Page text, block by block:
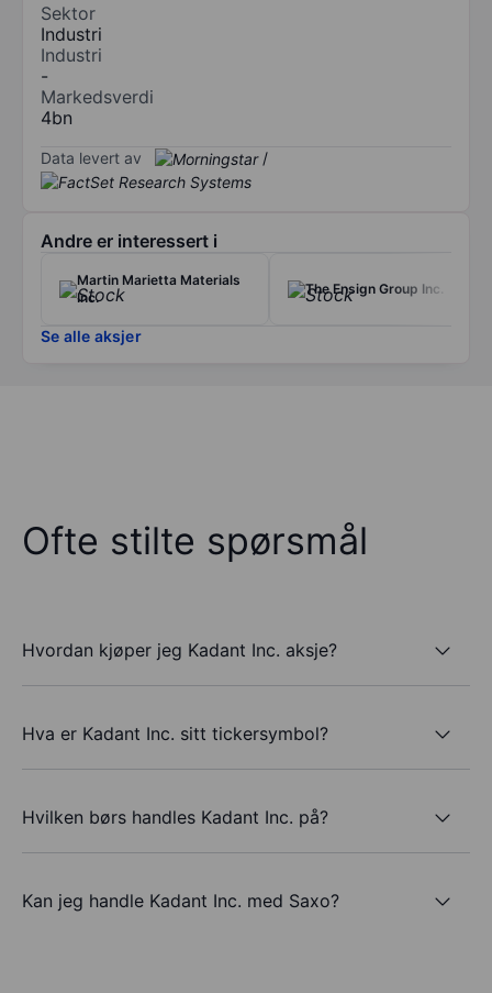
Sektor
Industri
Industri
-
Markedsverdi
4bn
Data levert av /
Andre er interessert i
Martin Marietta Materials
Inc.
The Ensign Group Inc.
Se alle aksjer
Ofte stilte spørsmål
Hvordan kjøper jeg Kadant Inc. aksje?
Hva er Kadant Inc. sitt tickersymbol?
Hvilken børs handles Kadant Inc. på?
Kan jeg handle Kadant Inc. med Saxo?